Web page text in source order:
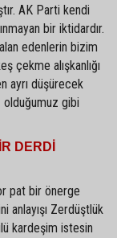
AK Parti kendi
bir iktidardır.
edenlerin bizim
çekme alışkanlığı
ayrı düşürecek
olduğumuz gibi
DERDİ
pat bir önerge
anlayışı Zerdüştlük
kardeşim istesin